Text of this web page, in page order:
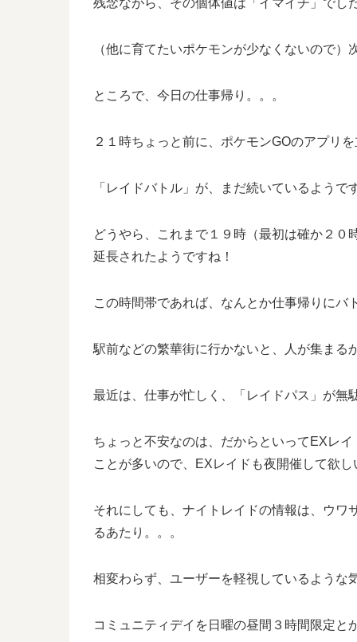
残念ながら、その個体値は「イマイチ」でし
（他に育てたいポケモンが少なくないので
ところで、今日の仕事帰り。。。
２１時ちょっと前に、ポケモンGOのアプリ
「レイドバトル」が、まだ続いているようで
どうやら、これまで１９時（最初は確か２
延長されたようですね！
この時間帯であれば、なんとか仕事帰りに
駅前などの繁華街に行かないと、人が集まる
最近は、仕事が忙しく、「レイドパス」が無
ちょっと不安なのは、だからといってEXレ
ことが多いので、EXレイドも夜開催して欲
それにしても、ナイトレイドの情報は、ウワ
るあたり。。。
相変わらず、ユーザーを軽視しているような
コミュニティデイを日曜の昼間３時間限定と